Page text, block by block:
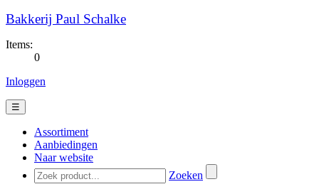
Bakkerij Paul Schalke
Items:
0
Inloggen
☰
Assortiment
Aanbiedingen
Naar website
Zoeken